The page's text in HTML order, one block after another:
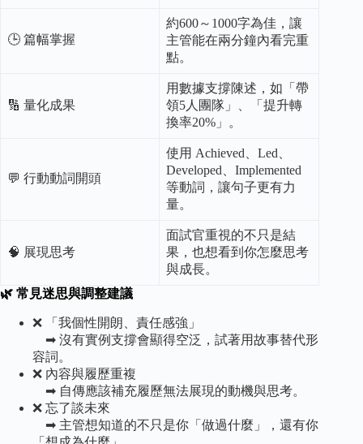
🕒 篇幅掌握
約600～1000字為佳，讓
主管能在兩分鐘內看完重
點。
🔢 量化成果
用數據支撐陳述，如「帶
領5人團隊」、「提升轉
換率20%」。
💬 行動動詞開頭
使用 Achieved、Led、
Developed、Implemented
等動詞，讓句子更有力
量。
🧠 展現思考
面試官重視的不只是結
果，也想看到你怎麼思考
與成長。
🌿 常見迷思與調整建議
❌ 「我個性開朗、責任感強」
➡ 沒有實例支撐會顯得空泛，試著用故事替代形
容詞。
❌ 內容與履歷重複
➡ 自傳應該補充履歷無法展現的動機與思考。
❌ 忘了談未來
➡ 主管想知道的不只是你「做過什麼」，還有你